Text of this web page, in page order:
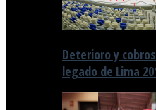
Deterioro y
legado de Lima